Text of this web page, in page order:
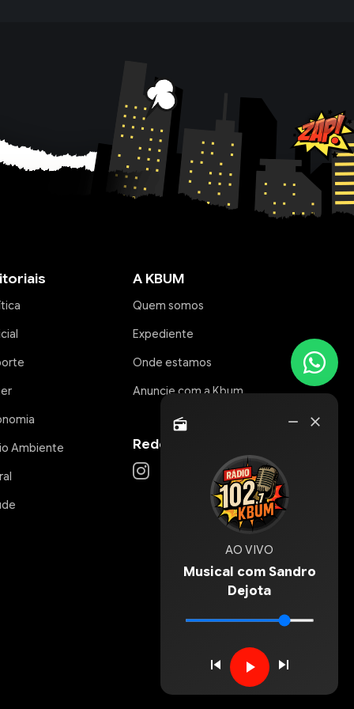
radio remove close
AO VIVO
Musical com Sandro
Dejota
skip_previous play_arrow skip_next
Ambiente
A KBUM
Quem somos
Expediente
Onde estamos
Anuncie com a Kbum
Redes Sociais